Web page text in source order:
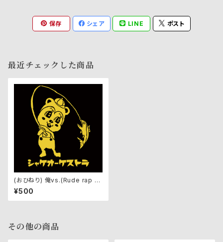
保存 シェア LINE ポスト
最近チェックした商品
(おひねり) 俺vs.(Rude rap v
er.)ft.桂木ヤコブソン・ライブ音
源
¥500
その他の商品